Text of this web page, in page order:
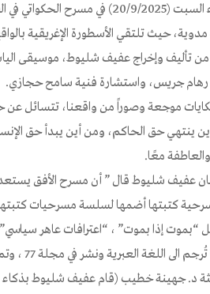
حيث تلتقي الأسطورة الإغريقية بالواقع
من تأليف وإخراج عفيف شليوط، موسيقى
جريس، واستشارة فنية سامح حجازي.
موجعة وصوراً من واقعنا، تتسائل
ينتهي حق الحاكم، ومن أين يبدأ حق
معًا.
عفيف شليوط قال ” أن مسرح الأفق يستعد
كتبتها أضمها لسلسة مسرحيات
إذا بموت” ، “اعترافات عاهر
هذه المسرحية
د. جهينة خطيب (قام عفيف شليوط